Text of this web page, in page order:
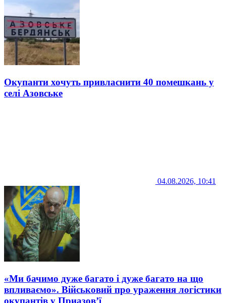
Окупанти хочуть привласнити 40 помешкань у
селі Азовське
04.08.2026, 10:41
«Ми бачимо дуже багато і дуже багато на що
впливаємо». Військовий про ураження логістики
окупантів у Приазов’ї